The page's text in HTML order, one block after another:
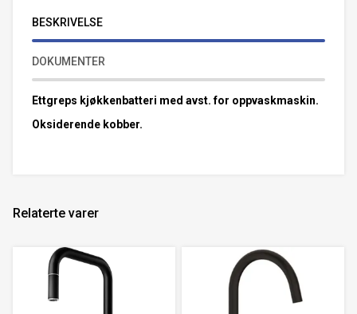
BESKRIVELSE
DOKUMENTER
Ettgreps kjøkkenbatteri med avst. for oppvaskmaskin.
Oksiderende kobber.
Relaterte varer